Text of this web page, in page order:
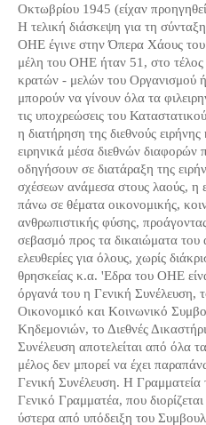
Οκτωβρίου 1945 (είχαν
Η τελική διάσκεψη για τη
ΟΗΕ έγινε στην Όπερα Χάους
μέλη του ΟΗΕ ήταν 51, στο
κρατών - μελών του
μπορούν να γίνουν όλα τα
τις υποχρεώσεις του
η διατήρηση της διεθνούς
ειρηνικά μέσα διεθνών
οδηγήσουν σε διατάραξη της
σχέσεων ανάμεσα στους λαούς, η
πάνω σε θέματα οικονομικής,
ανθρωπιστικής φύσης,
σεβασμό προς τα δικαιώματα του
ελευθερίες για όλους, χωρίς
θρησκείας κ.α. 'Εδρα του ΟΗΕ
όργανά του η Γενική Συνέλευση,
Οικονομικό και Κοινωνικό
Κηδεμονιών, το Διεθνές
Συνέλευση αποτελείται από όλα
μέλος δεν μπορεί να έχει
Γενική Συνέλευση. Η Γραμματεία
Γενικό Γραμματέα, που
ύστερα από υπόδειξη του